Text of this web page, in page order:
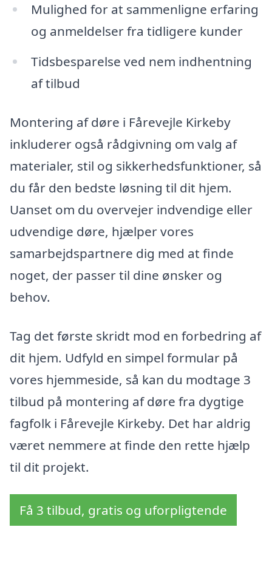
Mulighed for at sammenligne erfaring
og anmeldelser fra tidligere kunder
Tidsbesparelse ved nem indhentning
af tilbud
Montering af døre i Fårevejle Kirkeby
inkluderer også rådgivning om valg af
materialer, stil og sikkerhedsfunktioner, så
du får den bedste løsning til dit hjem.
Uanset om du overvejer indvendige eller
udvendige døre, hjælper vores
samarbejdspartnere dig med at finde
noget, der passer til dine ønsker og
behov.
Tag det første skridt mod en forbedring af
dit hjem. Udfyld en simpel formular på
vores hjemmeside, så kan du modtage 3
tilbud på montering af døre fra dygtige
fagfolk i Fårevejle Kirkeby. Det har aldrig
været nemmere at finde den rette hjælp
til dit projekt.
Få 3 tilbud, gratis og uforpligtende